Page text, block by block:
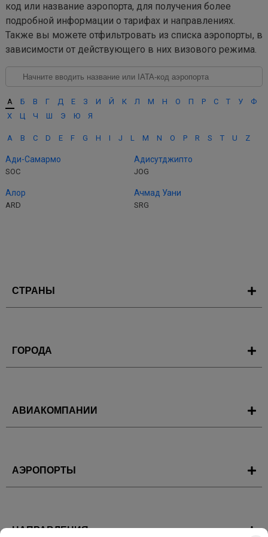
код или название аэропорта, для получения более
подробной информации о тарифах и направлениях.
Также вы можете отфильтровать из списка аэропорты, в
зависимости от действующего в них визового режима.
А Б В Г Д Е З И Й К Л М Н О П Р С Т У
Ф
Х
Ц Ч Ш Э Ю Я
A B C D E F G H I J L M N O P R S T U Z
Ади-Самармо
SOC
Адисутджипто
JOG
Алор
ARD
Ачмад Уани
SRG
СТРАНЫ
ГОРОДА
АВИАКОМПАНИИ
АЭРОПОРТЫ
НАПРАВЛЕНИЯ